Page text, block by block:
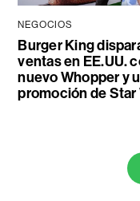
NEGOCIOS
Burger King
ventas en EE.UU.
nuevo Whopper y
promoción de Star